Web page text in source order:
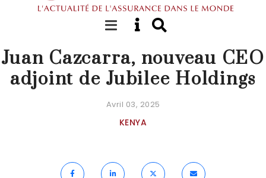
ACTUALITÉ
Juan Cazcarra, nouveau CEO
adjoint de Jubilee Holdings
Avril 03, 2025
KENYA